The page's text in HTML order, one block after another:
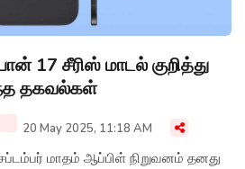
17 சீரிஸ் மாடல் குறித்து
தகவல்கள்
20 May 2025, 11:18 AM
மாதம் ஆப்பிள் நிறுவனம் தனது